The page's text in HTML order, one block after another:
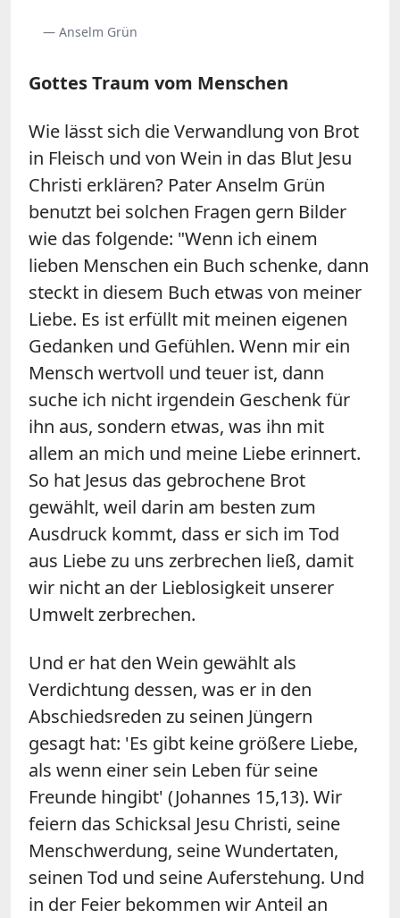
— Anselm Grün
Gottes Traum vom Menschen
Wie lässt sich die Verwandlung von Brot
in Fleisch und von Wein in das Blut Jesu
Christi erklären? Pater Anselm Grün
benutzt bei solchen Fragen gern Bilder
wie das folgende: "Wenn ich einem
lieben Menschen ein Buch schenke, dann
steckt in diesem Buch etwas von meiner
Liebe. Es ist erfüllt mit meinen eigenen
Gedanken und Gefühlen. Wenn mir ein
Mensch wertvoll und teuer ist, dann
suche ich nicht irgendein Geschenk für
ihn aus, sondern etwas, was ihn mit
allem an mich und meine Liebe erinnert.
So hat Jesus das gebrochene Brot
gewählt, weil darin am besten zum
Ausdruck kommt, dass er sich im Tod
aus Liebe zu uns zerbrechen ließ, damit
wir nicht an der Lieblosigkeit unserer
Umwelt zerbrechen.
Und er hat den Wein gewählt als
Verdichtung dessen, was er in den
Abschiedsreden zu seinen Jüngern
gesagt hat: 'Es gibt keine größere Liebe,
als wenn einer sein Leben für seine
Freunde hingibt' (Johannes 15,13). Wir
feiern das Schicksal Jesu Christi, seine
Menschwerdung, seine Wundertaten,
seinen Tod und seine Auferstehung. Und
in der Feier bekommen wir Anteil an